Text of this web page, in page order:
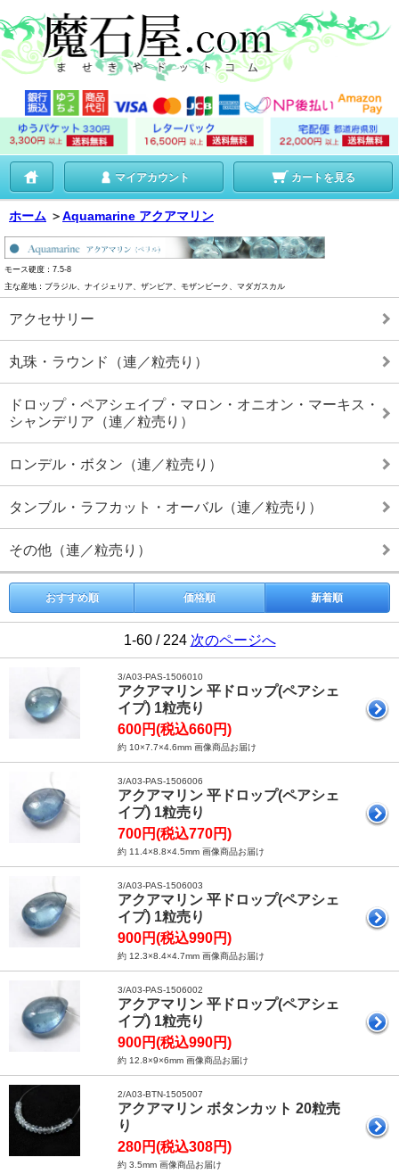
マイアカウント カートを見る
ホーム ＞Aquamarine アクアマリン
モース硬度：7.5-8
主な産地：ブラジル、ナイジェリア、ザンビア、モザンビーク、マダガスカル
アクセサリー
丸珠・ラウンド（連／粒売り）
ドロップ・ペアシェイプ・マロン・オニオン・マーキス・
シャンデリア（連／粒売り）
ロンデル・ボタン（連／粒売り）
タンブル・ラフカット・オーバル（連／粒売り）
その他（連／粒売り）
おすすめ順 価格順 新着順
1-60 / 224 次のページへ
3/A03-PAS-1506010
アクアマリン 平ドロップ(ペアシェ
イプ) 1粒売り
600円(税込660円)
約 10×7.7×4.6mm 画像商品お届け
3/A03-PAS-1506006
アクアマリン 平ドロップ(ペアシェ
イプ) 1粒売り
700円(税込770円)
約 11.4×8.8×4.5mm 画像商品お届け
3/A03-PAS-1506003
アクアマリン 平ドロップ(ペアシェ
イプ) 1粒売り
900円(税込990円)
約 12.3×8.4×4.7mm 画像商品お届け
3/A03-PAS-1506002
アクアマリン 平ドロップ(ペアシェ
イプ) 1粒売り
900円(税込990円)
約 12.8×9×6mm 画像商品お届け
2/A03-BTN-1505007
アクアマリン ボタンカット 20粒売
り
280円(税込308円)
約 3.5mm 画像商品お届け